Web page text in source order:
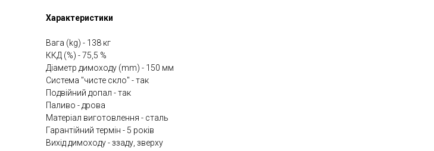
Характеристики
Вага (kg) - 138 кг
ККД (%) - 75,5 %
Діаметр димоходу (mm) - 150 мм
Система "чисте скло" - так
Подвійний допал - так
Паливо - дрова
Матеріал виготовлення - сталь
Гарантійний термін - 5 років
Вихід димоходу - ззаду, зверху